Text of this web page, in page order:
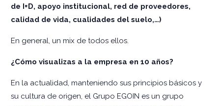
de I+D, apoyo institucional, red de proveedores,
calidad de vida, cualidades del suelo,…)
En general, un mix de todos ellos.
¿Cómo visualizas a la empresa en 10 años?
En la actualidad, manteniendo sus principios básicos y
su cultura de origen, el Grupo EGOIN es un grupo